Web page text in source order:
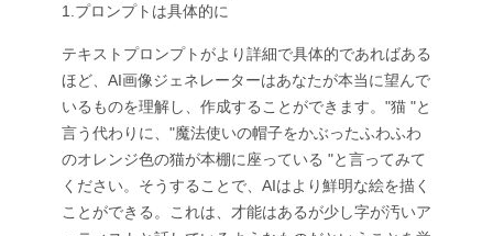
1.プロンプトは具体的に
テキストプロンプトがより詳細で具体的であればある
ほど、AI画像ジェネレーターはあなたが本当に望んで
いるものを理解し、作成することができます。"猫 "と
言う代わりに、"魔法使いの帽子をかぶったふわふわ
のオレンジ色の猫が本棚に座っている "と言ってみて
ください。そうすることで、AIはより鮮明な絵を描く
ことができる。これは、才能はあるが少し字が汚いア